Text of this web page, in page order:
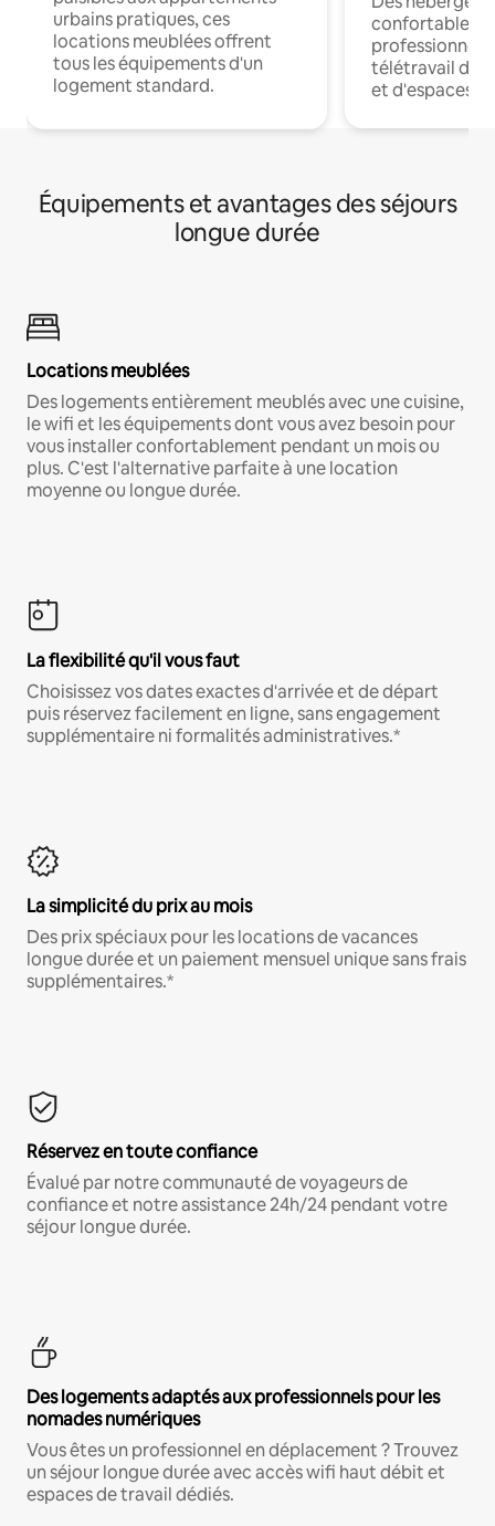
urbains pratiques, ces
locations meublées offrent
tous les équipements d'un
logement standard.
confortables
professionnels
télétravail
et d'espaces
Équipements et avantages des séjours
longue durée
Locations meublées
Des logements entièrement meublés avec une cuisine,
le wifi et les équipements dont vous avez besoin pour
vous installer confortablement pendant un mois ou
plus. C'est l'alternative parfaite à une location
moyenne ou longue durée.
La flexibilité qu'il vous faut
Choisissez vos dates exactes d'arrivée et de départ
puis réservez facilement en ligne, sans engagement
supplémentaire ni formalités administratives.*
La simplicité du prix au mois
Des prix spéciaux pour les locations de vacances
longue durée et un paiement mensuel unique sans frais
supplémentaires.*
Réservez en toute confiance
Évalué par notre communauté de voyageurs de
confiance et notre assistance 24h/24 pendant votre
séjour longue durée.
Des logements adaptés aux professionnels pour les
nomades numériques
Vous êtes un professionnel en déplacement ? Trouvez
un séjour longue durée avec accès wifi haut débit et
espaces de travail dédiés.